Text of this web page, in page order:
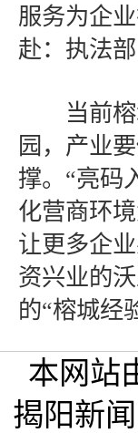
服务为企
赴：执法
当前榕
园，产业
撑。“亮码
化营商环
让更多企
资兴业的
的“榕城经
本网站
揭阳新